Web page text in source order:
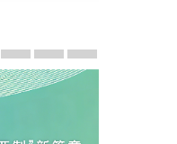
”新篇章 — 澳门“一国
日发表2026年施政报
区经济和社会发展第
深度合作区专题网站
小讲堂
走进澳门澳门相簿2020
《澳门微视